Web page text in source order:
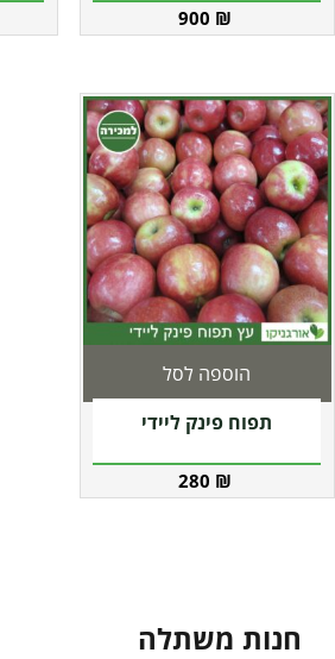
900 ₪
תפוח פינק ליידי
280 ₪
הוספה לסל
חנות משתלה